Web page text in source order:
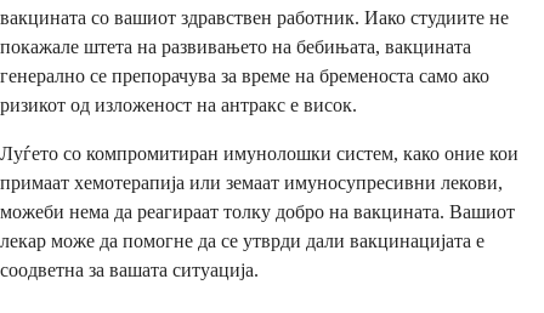
вакцината со вашиот здравствен работник. Иако студиите не
покажале штета на развивањето на бебињата, вакцината
генерално се препорачува за време на бременоста само ако
ризикот од изложеност на антракс е висок.
Луѓето со компромитиран имунолошки систем, како оние кои
примаат хемотерапија или земаат имуносупресивни лекови,
можеби нема да реагираат толку добро на вакцината. Вашиот
лекар може да помогне да се утврди дали вакцинацијата е
соодветна за вашата ситуација.